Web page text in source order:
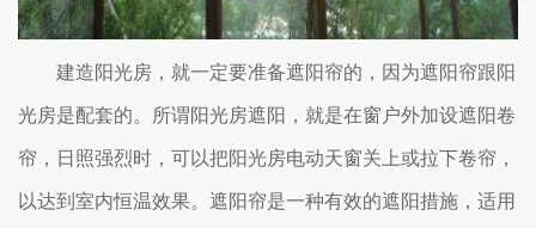
建造阳光房，就一定要准备遮阳帘的，因为遮阳帘跟阳
光房是配套的。所谓阳光房遮阳，就是在窗户外加设遮阳卷
帘，日照强烈时，可以把阳光房电动天窗关上或拉下卷帘，
以达到室内恒温效果。遮阳帘是一种有效的遮阳措施，适用